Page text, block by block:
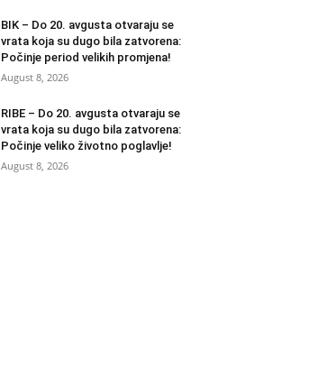
BIK – Do 20. avgusta otvaraju se
vrata koja su dugo bila zatvorena:
Počinje period velikih promjena!
August 8, 2026
RIBE – Do 20. avgusta otvaraju se
vrata koja su dugo bila zatvorena:
Počinje veliko životno poglavlje!
August 8, 2026